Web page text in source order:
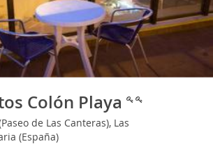
Colón Playa
de Las Canteras), Las
(España)